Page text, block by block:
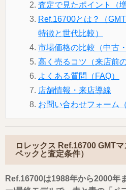
査定で見たポイント（
Ref.16700とは？（
特徴と世代比較）
市場価格の比較（中古
高く売るコツ（来店前
よくある質問（FAQ）
店舗情報・来店導線
お問い合わせフォーム
ロレックス Ref.16700 GMT
ペックと査定条件）
Ref.16700は1988年から2000年